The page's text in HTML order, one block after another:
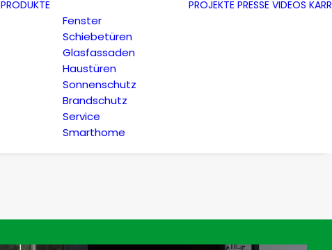
PRODUKTE
Fenster
Schiebetüren
Glasfassaden
Haustüren
Sonnenschutz
Brandschutz
Service
Smarthome
PROJEKTE PRESSE VIDEOS